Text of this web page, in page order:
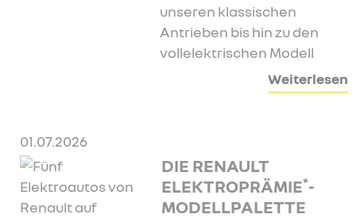
unseren klassischen
Antrieben bis hin zu den
vollelektrischen Modell
Weiterlesen
01.07.2026
DIE RENAULT
ELEKTROPRÄMIE*-
MODELLPALETTE